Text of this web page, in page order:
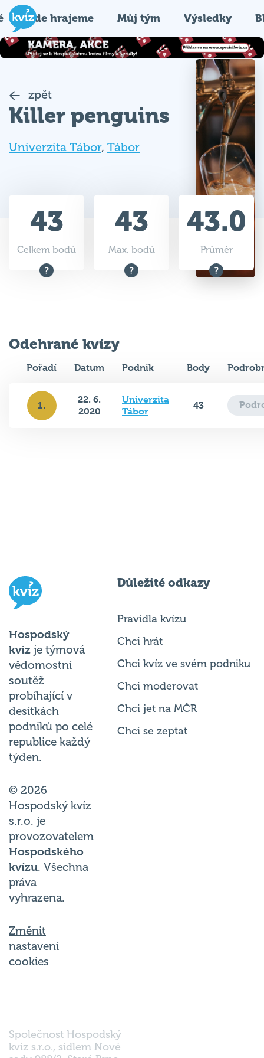
Kde hrajeme Můj tým Výsledky
zpět
Killer penguins
Univerzita Tábor, Tábor
43
Celkem bodů
43
Max. bodů
43.0
Průměr
Odehrané kvízy
Pořadí Datum Podnik Body
1.
22. 6.
2020
Univerzita
Tábor
43
Hospodský
kvíz je týmová
vědomostní
soutěž
probíhající v
desítkách
podniků po celé
republice každý
týden.
© 2026
Hospodský kvíz
s.r.o. je
provozovatelem
Hospodského
kvízu. Všechna
práva
vyhrazena.
Změnit
nastavení
cookies
Důležité odkazy
Pravidla kvízu
Chci hrát
Chci kvíz ve svém podniku
Chci moderovat
Chci jet na MČR
Chci se zeptat
Společnost Hospodský
kvíz s.r.o., sídlem Nové